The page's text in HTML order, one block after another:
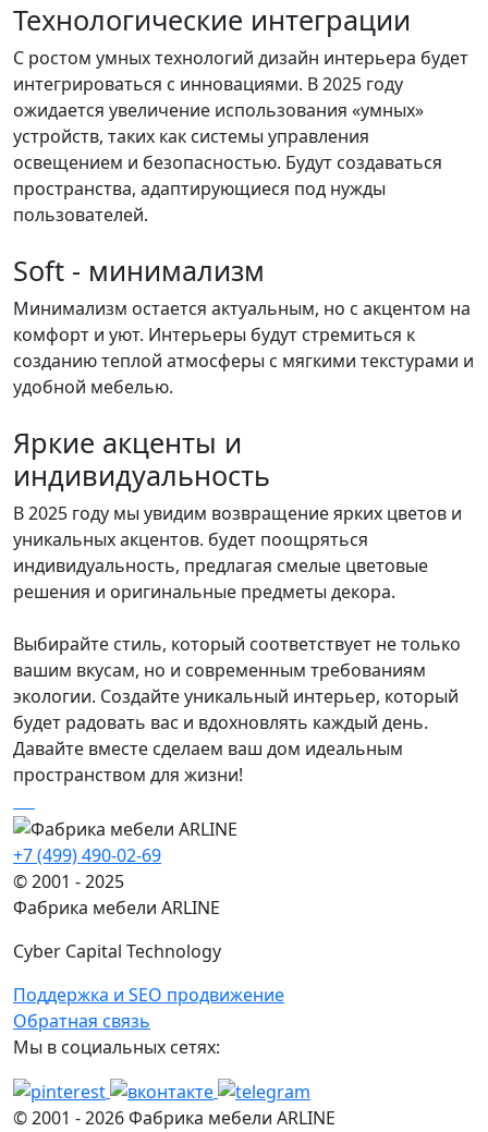
Технологические интеграции
С ростом умных технологий дизайн интерьера будет
интегрироваться с инновациями. В 2025 году
ожидается увеличение использования «умных»
устройств, таких как системы управления
освещением и безопасностью. Будут создаваться
пространства, адаптирующиеся под нужды
пользователей.
Soft - минимализм
Минимализм остается актуальным, но с акцентом на
комфорт и уют. Интерьеры будут стремиться к
созданию теплой атмосферы с мягкими текстурами и
удобной мебелью.
Яркие акценты и
индивидуальность
В 2025 году мы увидим возвращение ярких цветов и
уникальных акцентов. будет поощряться
индивидуальность, предлагая смелые цветовые
решения и оригинальные предметы декора.
Выбирайте стиль, который соответствует не только
вашим вкусам, но и современным требованиям
экологии. Создайте уникальный интерьер, который
будет радовать вас и вдохновлять каждый день.
Давайте вместе сделаем ваш дом идеальным
пространством для жизни!
+7 (499) 490-02-69
© 2001 - 2025
Фабрика мебели ARLINE
Cyber Capital Technology
Поддержка и SEO продвижение
Обратная связь
Мы в социальных сетях:
© 2001 -2026Фабрика мебели ARLINE